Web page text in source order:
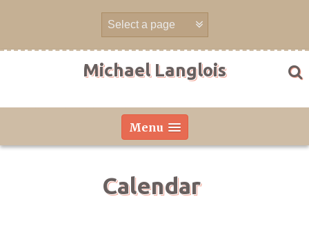
Michael Langlois
Menu
Calendar